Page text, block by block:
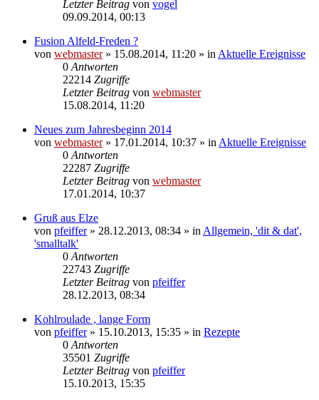
Letzter Beitrag von vogel
09.09.2014, 00:13
Fusion Alfeld-Freden ?
von webmaster» 15.08.2014, 11:20 » in Aktuelle Ereignisse
0 Antworten
22214 Zugriffe
Letzter Beitrag von webmaster
15.08.2014, 11:20
Neues zum Jahresbeginn 2014
von webmaster» 17.01.2014, 10:37 » in Aktuelle Ereignisse
0 Antworten
22287 Zugriffe
Letzter Beitrag von webmaster
17.01.2014, 10:37
Gruß aus Elze
von pfeiffer» 28.12.2013, 08:34 » in Allgemein, 'dit & dat',
'smalltalk'
0 Antworten
22743 Zugriffe
Letzter Beitrag von pfeiffer
28.12.2013, 08:34
Kohlroulade , lange Form
von pfeiffer» 15.10.2013, 15:35 » in Rezepte
0 Antworten
35501 Zugriffe
Letzter Beitrag von pfeiffer
15.10.2013, 15:35